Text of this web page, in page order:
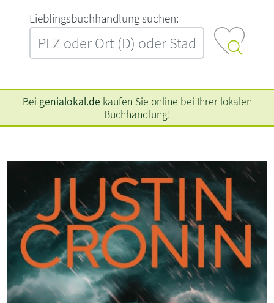
L‍i‍e‍b‍l‍i‍n‍g‍s‍b‍u‍c‍h‍h‍a‍n‍d‍l‍u‍n‍g‍ ‍s‍u‍c‍h‍e‍n‍:‍
Bei genialokal.de kaufen Sie online bei Ihrer lokalen
Buchhandlung!